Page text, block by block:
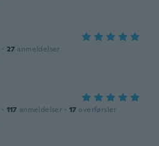
· 27 anmeldelser
· 117 anmeldelser · 17 overførsler